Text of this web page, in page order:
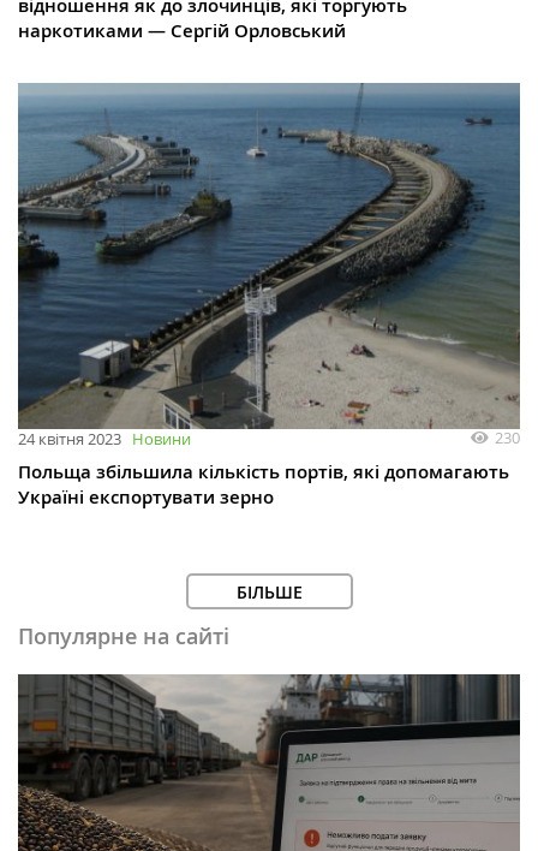
наркотиками — Сергій Орловський
24 квітня 2023 Новини 230
Польща збільшила кількість портів, які допомагають
Україні експортувати зерно
БІЛЬШЕ
Популярне на сайті